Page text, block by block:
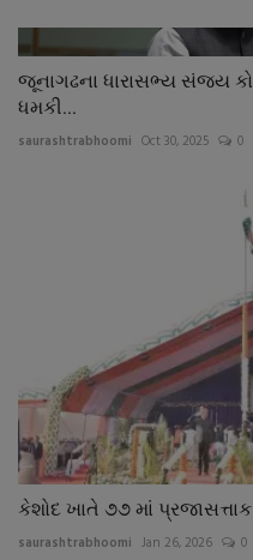
જૂનાગઢના ધારાસભ્ય સંજય
ધમકી...
saurashtrabhoomi Oct 30, 2025 0
કેશોદ ખાતે ૭૭ માં
saurashtrabhoomi Jan 26, 2026 0